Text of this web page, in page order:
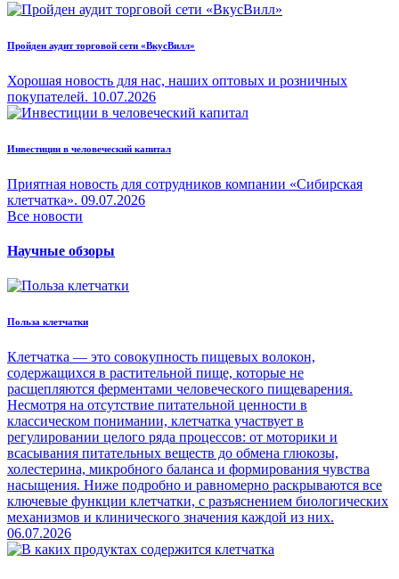
Пройден аудит торговой сети «ВкусВилл»
Хорошая новость для нас, наших оптовых и розничных
покупателей. 10.07.2026
Инвестиции в человеческий капитал
Приятная новость для сотрудников компании «Сибирская
клетчатка». 09.07.2026
Все новости
Научные обзоры
Польза клетчатки
Клетчатка — это совокупность пищевых волокон,
содержащихся в растительной пище, которые не
расщепляются ферментами человеческого пищеварения.
Несмотря на отсутствие питательной ценности в
классическом понимании, клетчатка участвует в
регулировании целого ряда процессов: от моторики и
всасывания питательных веществ до обмена глюкозы,
холестерина, микробного баланса и формирования чувства
насыщения. Ниже подробно и равномерно раскрываются все
ключевые функции клетчатки, с разъяснением биологических
механизмов и клинического значения каждой из них.
06.07.2026